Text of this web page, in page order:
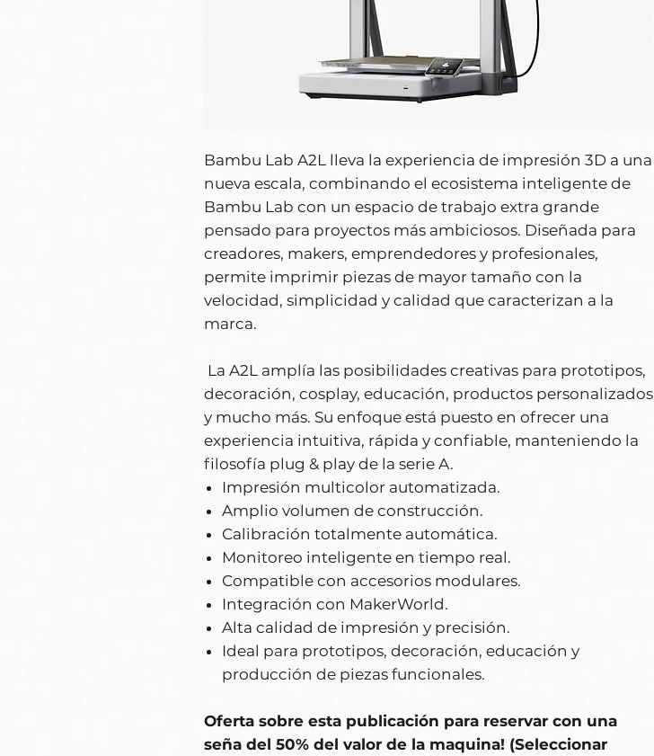
Bambu Lab A2L lleva la experiencia de impresión 3D a una
nueva escala, combinando el ecosistema inteligente de
Bambu Lab con un espacio de trabajo extra grande
pensado para proyectos más ambiciosos. Diseñada para
creadores, makers, emprendedores y profesionales,
permite imprimir piezas de mayor tamaño con la
velocidad, simplicidad y calidad que caracterizan a la
marca.
La A2L amplía las posibilidades creativas para prototipos,
decoración, cosplay, educación, productos personalizados
y mucho más. Su enfoque está puesto en ofrecer una
experiencia intuitiva, rápida y confiable, manteniendo la
filosofía plug & play de la serie A.
Impresión multicolor automatizada.
Amplio volumen de construcción.
Calibración totalmente automática.
Monitoreo inteligente en tiempo real.
Compatible con accesorios modulares.
Integración con MakerWorld.
Alta calidad de impresión y precisión.
Ideal para prototipos, decoración, educación y
producción de piezas funcionales.
Oferta sobre esta publicación para reservar con una
seña del 50% del valor de la maquina! (Seleccionar